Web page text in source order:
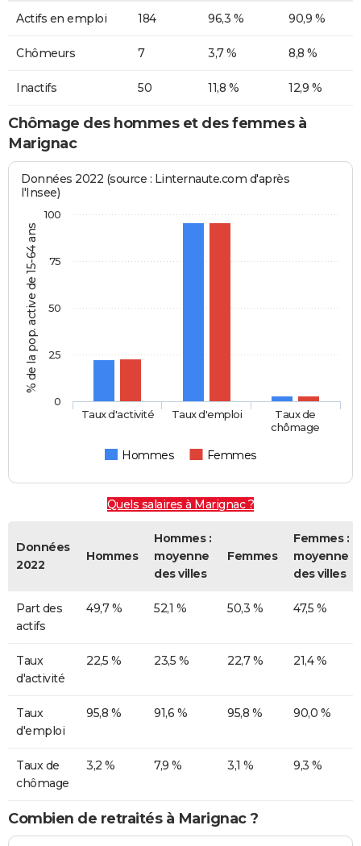
Actifs en emploi 184 96,3 % 90,9 %
Chômeurs 7 3,7 % 8,8 %
Inactifs 50 11,8 % 12,9 %
Chômage des hommes et des femmes à
Marignac
% de la pop. active de 15-64 ans
Données 2022 (source : Linternaute.com d'après
l'Insee)
Hommes Femmes
Taux d'activité Taux d'emploi
Taux de
chômage
0
25
50
75
100
Quels salaires à Marignac ?
Données
2022
Hommes
Hommes :
moyenne
des villes
Femmes
Femmes :
moyenne
des villes
Part des
actifs
49,7 % 52,1 % 50,3 % 47,5 %
Taux
d'activité
22,5 % 23,5 % 22,7 % 21,4 %
Taux
d'emploi
95,8 % 91,6 % 95,8 % 90,0 %
Taux de
chômage
3,2 % 7,9 % 3,1 % 9,3 %
Combien de retraités à Marignac ?